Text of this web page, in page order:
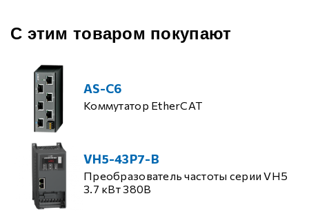
С этим товаром покупают
AS-C6
Коммутатор EtherCAT
VH5-43P7-B
Преобразователь частоты серии VH5
3.7 кВт 380В